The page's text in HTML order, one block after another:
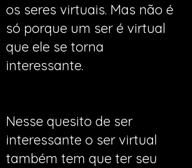
os seres virtuais. Mas não é
só porque um ser é virtual
que ele se torna
interessante.
Nesse quesito de ser
interessante o ser virtual
também tem que ter seu